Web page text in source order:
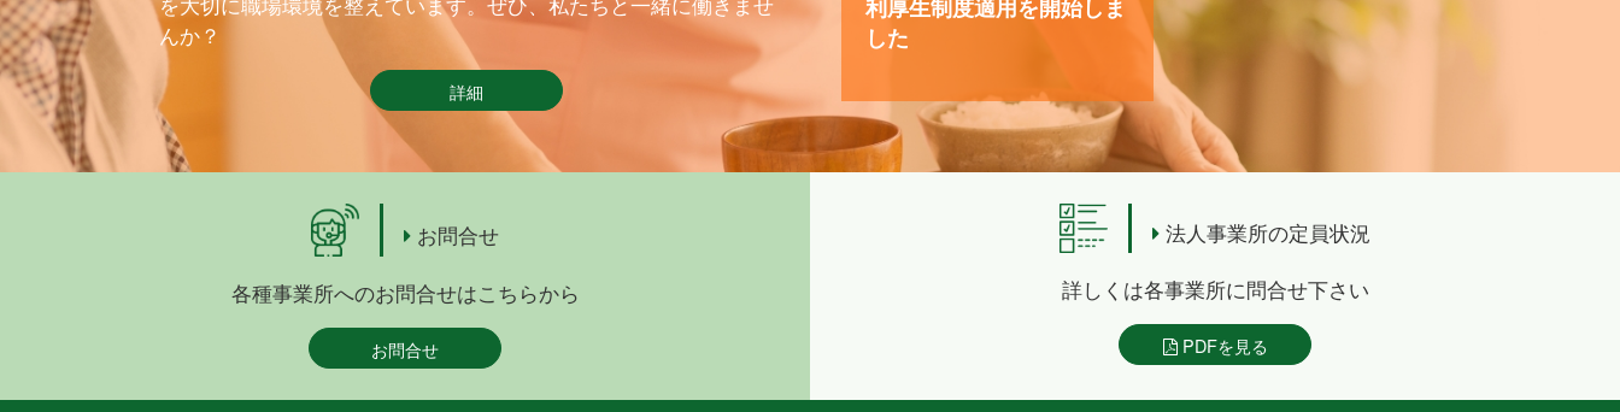
んか？
詳細
利厚生制度適用を開始しま
した
お問合せ
各種事業所へのお問合せはこちらから
お問合せ
法人事業所の定員状況
詳しくは各事業所に問合せ下さい
PDFを見る